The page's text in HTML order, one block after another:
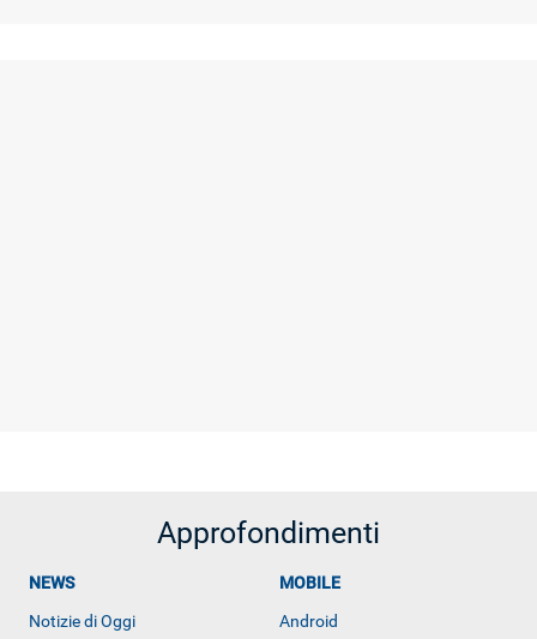
Approfondimenti
NEWS
Notizie di Oggi
MOBILE
Android